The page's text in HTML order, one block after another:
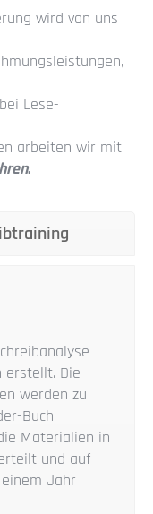
wird von uns
Lese-
arbeiten wir mit
.
Die
werden zu
Buch
Materialien in
und auf
Jahr